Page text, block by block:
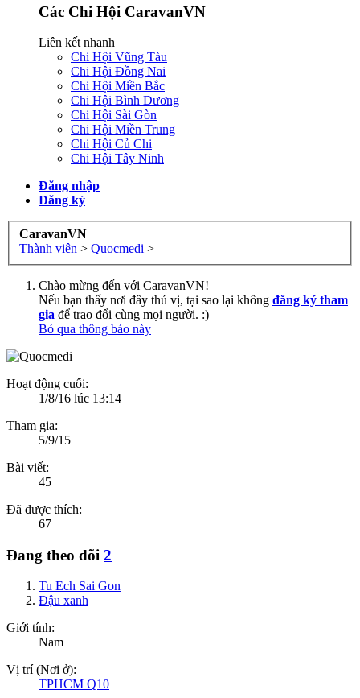
Các Chi Hội CaravanVN
Liên kết nhanh
Chi Hội Vũng Tàu
Chi Hội Đồng Nai
Chi Hội Miền Bắc
Chi Hội Bình Dương
Chi Hội Sài Gòn
Chi Hội Miền Trung
Chi Hội Củ Chi
Chi Hội Tây Ninh
Đăng nhập
Đăng ký
CaravanVN
Thành viên > Quocmedi >
Chào mừng đến với CaravanVN!
Nếu bạn thấy nơi đây thú vị, tại sao lại không đăng ký tham
gia để trao đổi cùng mọi người. :)
Bỏ qua thông báo này
Hoạt động cuối:
1/8/16 lúc 13:14
Tham gia:
5/9/15
Bài viết:
45
Đã được thích:
67
Đang theo dõi 2
Tu Ech Sai Gon
Đậu xanh
Giới tính:
Nam
Vị trí (Nơi ở):
TPHCM Q10